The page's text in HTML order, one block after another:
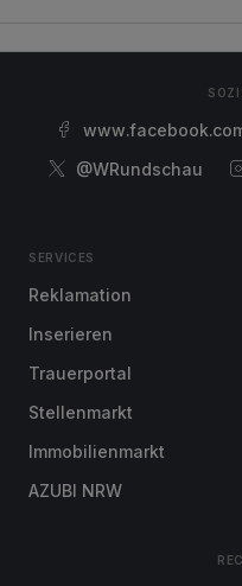
@WRundschau
SERVICES
Reklamation
Inserieren
Trauerportal
Stellenmarkt
Immobilienmarkt
AZUBI NRW